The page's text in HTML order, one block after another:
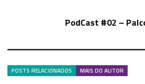
PodCast #02 –
POSTS RELACIONADOS MAIS DO AUTOR